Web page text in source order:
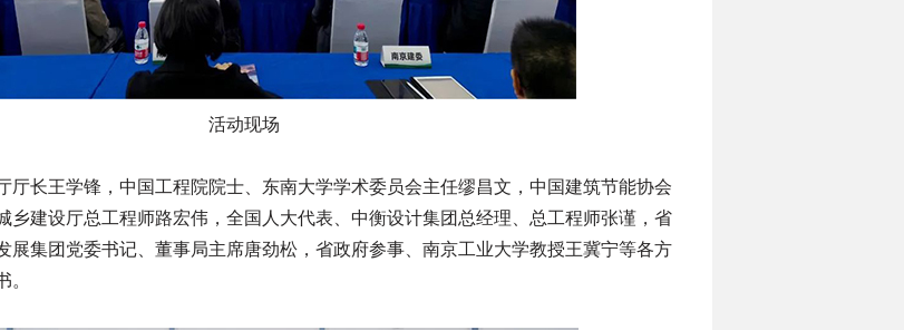
活动现场
厅长王学锋，中国工程院院士、东南大学学术委员会主任缪昌文，中国建筑节能协会
乡建设厅总工程师路宏伟，全国人大代表、中衡设计集团总经理、总工程师张谨，省
展集团党委书记、董事局主席唐劲松，省政府参事、南京工业大学教授王冀宁等各方
。